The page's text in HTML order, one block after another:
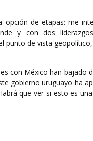
opción de etapas: me
y con dos
punto de vista
con México han bajado
gobierno uruguayo ha
que ver si esto es